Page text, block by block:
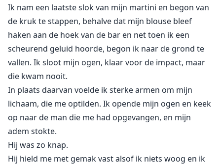
Ik nam een laatste slok van mijn martini en begon van
de kruk te stappen, behalve dat mijn blouse bleef
haken aan de hoek van de bar en net toen ik een
scheurend geluid hoorde, begon ik naar de grond te
vallen. Ik sloot mijn ogen, klaar voor de impact, maar
die kwam nooit.
In plaats daarvan voelde ik sterke armen om mijn
lichaam, die me optilden. Ik opende mijn ogen en keek
op naar de man die me had opgevangen, en mijn
adem stokte.
Hij was zo knap.
Hij hield me met gemak vast alsof ik niets woog en ik